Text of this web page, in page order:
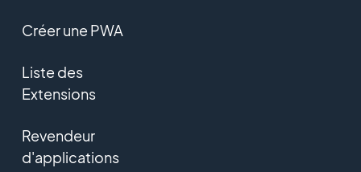
Créer une PWA
Liste des
Extensions
Revendeur
d'applications